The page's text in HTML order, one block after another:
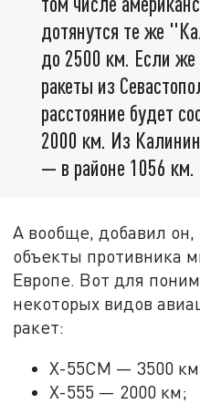
дотянутся те же
до 2500 км. Если же
ракеты из
расстояние будет
2000 км. Из
— в районе 1056 км.
А вообще, добавил
объекты противника
Европе. Вот для
некоторых видов
ракет:
Х-55СМ — 3500
Х-555 — 2000 км;